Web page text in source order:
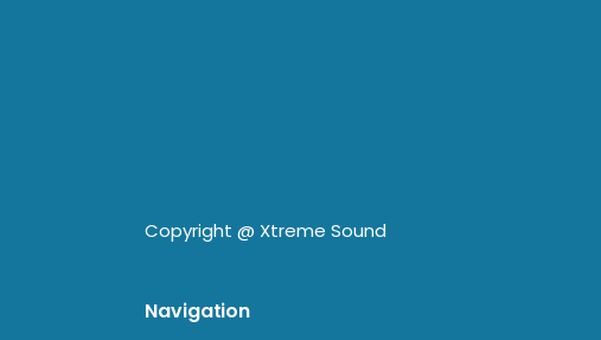
Copyright @ Xtreme Sound
Navigation